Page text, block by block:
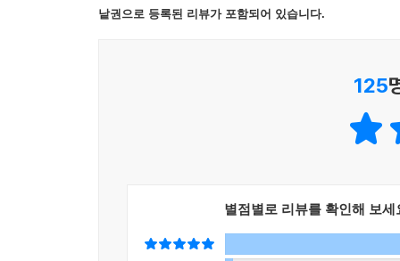
벌이 퍼즐을 풀어요 17
으슥한 묘지에 사는 뱀 17
생생한 시각 자료가 제공되어 가장 어려운 주제도
“사진으로 가득 찬 이 아름답게 디자인된 책은 한
낱권으로 등록된 리뷰가 포함되어 있습니다.
125
별점별로 리뷰를 확인해 보세